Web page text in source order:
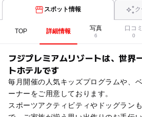
スポット情報
TOP 詳細情報 写真
6
口コミ
0
フジプレミアムリゾートは、世界
トホテルです
毎月開催の人気キッズプログラムや、
ーナーをご用意しております。
スポーツアクティビティやドッグラン